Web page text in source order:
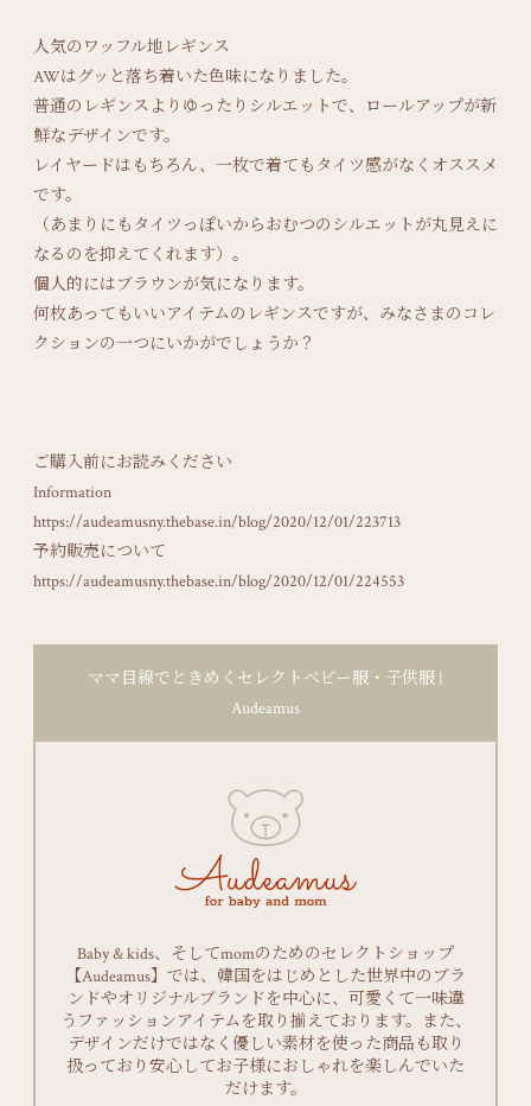
人気のワッフル地レギンス
AWはグッと落ち着いた色味になりました。
普通のレギンスよりゆったりシルエットで、ロールアップが新
鮮なデザインです。
レイヤードはもちろん、一枚で着てもタイツ感がなくオススメ
です。
（あまりにもタイツっぽいからおむつのシルエットが丸見えに
なるのを抑えてくれます）。
個人的にはブラウンが気になります。
何枚あってもいいアイテムのレギンスですが、みなさまのコレ
クションの一つにいかがでしょうか？
ご購入前にお読みください
Information
https://audeamusny.thebase.in/blog/2020/12/01/223713
予約販売について
https://audeamusny.thebase.in/blog/2020/12/01/224553
ママ目線でときめくセレクトベビー服・子供服 |
Audeamus
Baby & kids、そしてmomのためのセレクトショップ
【Audeamus】では、韓国をはじめとした世界中のブラ
ンドやオリジナルブランドを中心に、可愛くて一味違
うファッションアイテムを取り揃えております。また、
デザインだけではなく優しい素材を使った商品も取り
扱っており安心してお子様におしゃれを楽しんでいた
だけます。